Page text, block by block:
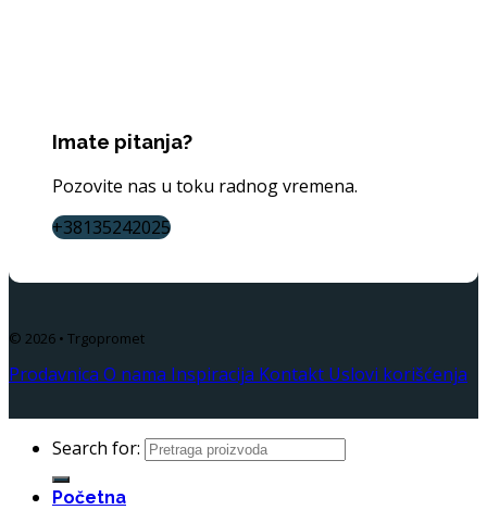
Imate pitanja?
Pozovite nas u toku radnog vremena.
+38135242025
© 2026 • Trgopromet
Prodavnica O nama Inspiracija Kontakt Uslovi korišćenja
Search for:
Početna